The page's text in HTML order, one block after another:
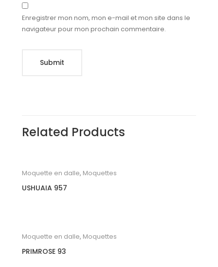
Enregistrer mon nom, mon e-mail et mon site dans le
navigateur pour mon prochain commentaire.
Related Products
Moquette en dalle, Moquettes
USHUAIA 957
Moquette en dalle, Moquettes
PRIMROSE 93